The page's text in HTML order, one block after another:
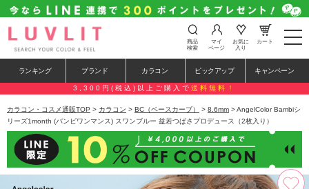
t
o
e
n
a
a
i
o
商品
検索
マイ
ページ
お気に
入り
カート
ランキング ブランド カラコン ピックアップ キャンペーン
3,300円(税込)以上ご購入で 送料無料！
カラコン・コスメ通販TOP > カラコン > BC（ベースカーブ） > 8.6mm > AngelColor Bambiシ
リーズ1month (バンビワンマンス) スワンブルー 益若つばさプロデュース（2枚入り）